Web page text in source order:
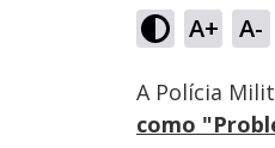
A+ A-
Ativar
Som
A Polícia
como